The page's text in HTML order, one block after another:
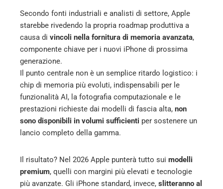
Secondo fonti industriali e analisti di settore, Apple
starebbe rivedendo la propria roadmap produttiva a
causa di vincoli nella fornitura di memoria avanzata,
componente chiave per i nuovi iPhone di prossima
generazione.
Il punto centrale non è un semplice ritardo logistico: i
chip di memoria più evoluti, indispensabili per le
funzionalità AI, la fotografia computazionale e le
prestazioni richieste dai modelli di fascia alta, non
sono disponibili in volumi sufficienti per sostenere un
lancio completo della gamma.
Il risultato? Nel 2026 Apple punterà tutto sui modelli
premium, quelli con margini più elevati e tecnologie
più avanzate. Gli iPhone standard, invece, slitteranno al